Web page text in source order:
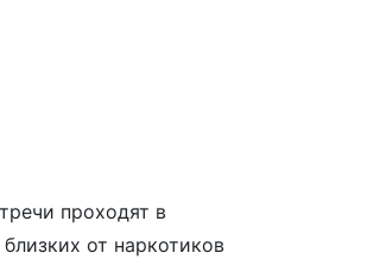
проходят в
от наркотиков